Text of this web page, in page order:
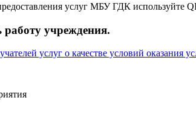
услуг МБУ ГДК используйте
учреждения.